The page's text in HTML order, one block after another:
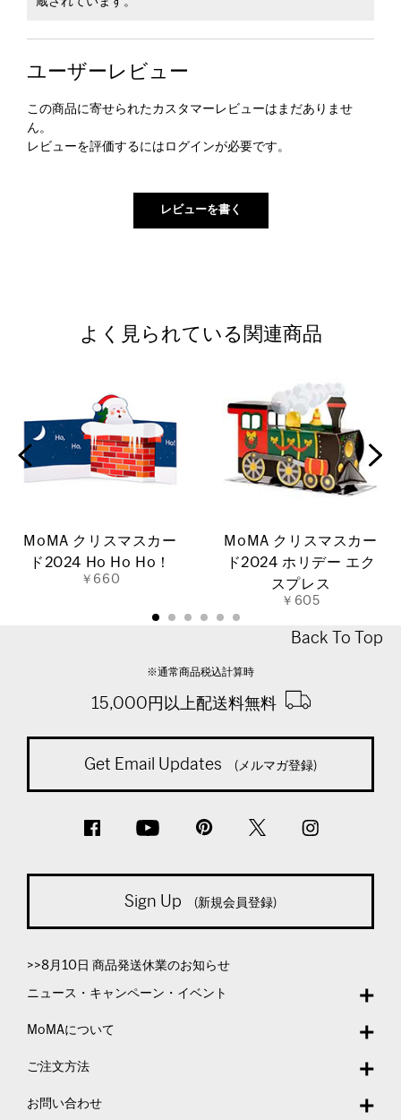
ユーザーレビュー
この商品に寄せられたカスタマーレビューはまだありませ
ん。
レビューを評価するには ログインが必要です。
よく見られている関連商品
MoMA クリスマスカー
ド2024 Ho Ho Ho！
￥660
MoMA クリスマスカー
ド2024 ホリデー エク
スプレス
￥605
Back To Top
※通常商品税込計算時
15,000円以上配送料無料
Get Email Updates (メルマガ登録)
Sign Up (新規会員登録)
>>8月10日 商品発送休業のお知らせ
ニュース・キャンペーン・イベント
MoMAについて
ご注文方法
お問い合わせ